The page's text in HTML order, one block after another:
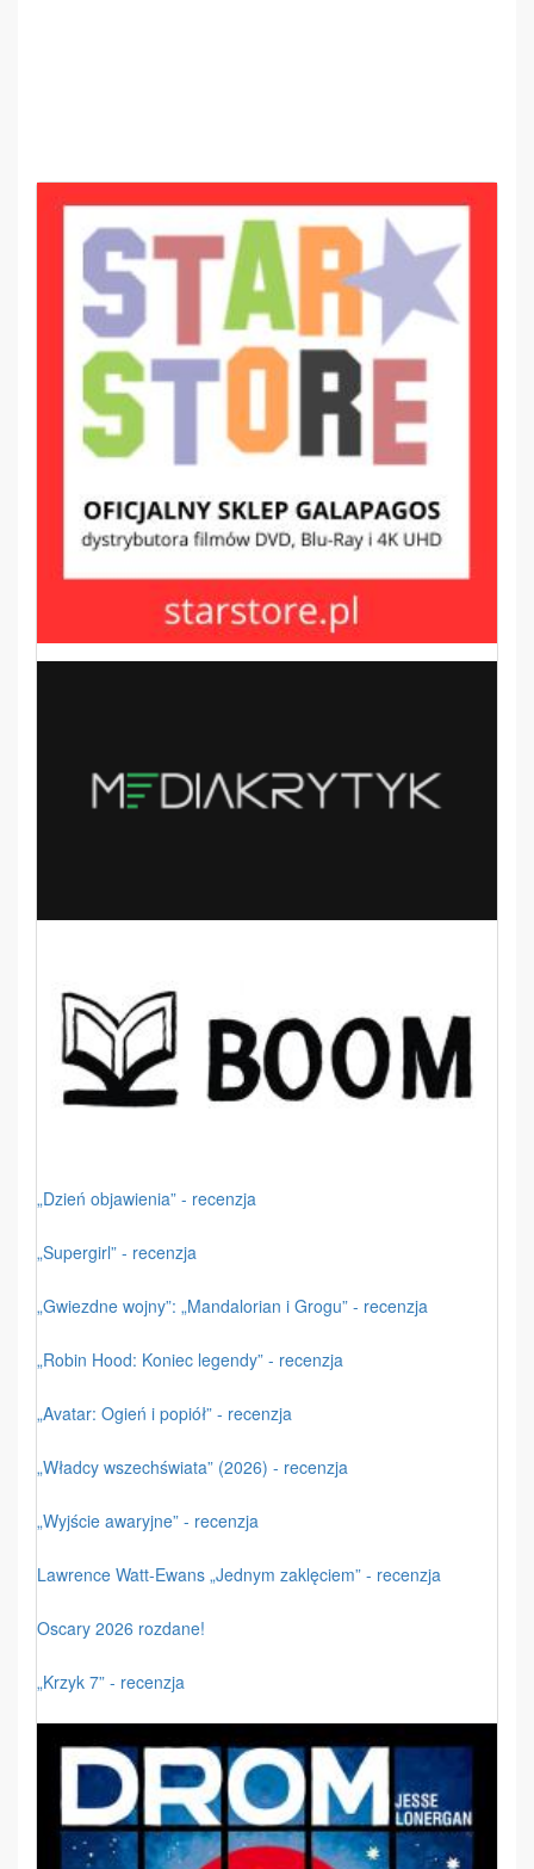
„Dzień objawienia” - recenzja
„Supergirl” - recenzja
„Gwiezdne wojny”: „Mandalorian i Grogu” - recenzja
„Robin Hood: Koniec legendy” - recenzja
„Avatar: Ogień i popiół” - recenzja
„Władcy wszechświata” (2026) - recenzja
„Wyjście awaryjne” - recenzja
Lawrence Watt-Ewans „Jednym zaklęciem” - recenzja
Oscary 2026 rozdane!
„Krzyk 7” - recenzja